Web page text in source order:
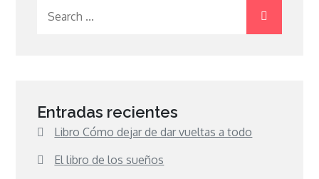
Entradas recientes
Libro Cómo dejar de dar vueltas a todo
El libro de los sueños